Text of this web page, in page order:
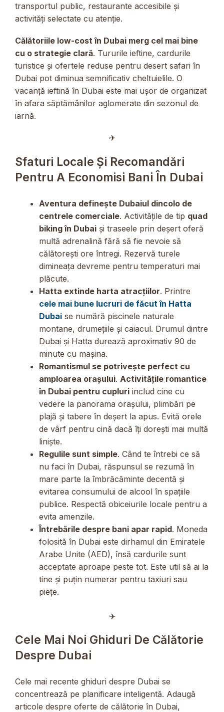
transportul public, restaurante accesibile și
activități selectate cu atenție.
Călătoriile low-cost în Dubai merg cel mai bine
cu o strategie clară. Tururile ieftine, cardurile
turistice și ofertele reduse pentru desert safari în
Dubai pot diminua semnificativ cheltuielile. O
vacanță ieftină în Dubai este mai ușor de organizat
în afara săptămânilor aglomerate din sezonul de
iarnă.
✈︎
Sfaturi Locale Și Recomandări
Pentru A Economisi Bani În Dubai
Aventura definește Dubaiul dincolo de
centrele comerciale. Activitățile de tip quad
biking în Dubai și traseele prin deșert oferă
multă adrenalină fără să fie nevoie să
călătorești ore întregi. Rezervă turele
dimineața devreme pentru temperaturi mai
plăcute.
Hatta extinde harta atracțiilor. Printre
cele mai bune lucruri de făcut în Hatta
Dubai se numără piscinele naturale
montane, drumețiile și caiacul. Drumul dintre
Dubai și Hatta durează aproximativ 90 de
minute cu mașina.
Romantismul se potrivește perfect cu
amploarea orașului. Activitățile romantice
în Dubai pentru cupluri includ cine cu
vedere la panorama orașului, plimbări pe
plajă și tabere în deșert la apus. Evită orele
de vârf pentru cină dacă îți dorești mai multă
liniște.
Regulile sunt simple. Când te întrebi ce să
nu faci în Dubai, răspunsul se rezumă în
mare parte la îmbrăcăminte decentă și
evitarea consumului de alcool în spațiile
publice. Respectă obiceiurile locale pentru a
evita amenzile.
Întrebările despre bani apar rapid. Moneda
folosită în Dubai este dirhamul din Emiratele
Arabe Unite (AED), însă cardurile sunt
acceptate aproape peste tot. Este util să ai la
tine și puțin numerar pentru taxiuri sau
piețe.
✈︎
Cele Mai Noi Ghiduri De Călătorie
Despre Dubai
Cele mai recente ghiduri despre Dubai se
concentrează pe planificare inteligentă. Adaugă
articole despre oferte de călătorie în Dubai,